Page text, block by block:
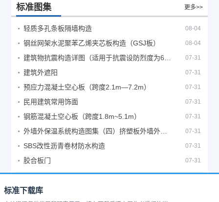
标准图集 更多>>
轻质多孔条板隔墙构造 08-04
钢丝网架水泥聚苯乙烯夹芯板构造（GSJ板） 08-04
07-31
建筑外遮阳 07-31
预应力混凝土空心板（跨度2.1m—7.2m） 07-31
民用建筑常用饰面 07-31
钢筋混凝土空心板（跨度1.8m~5.1m） 07-31
07-31
SBS改性沥青卷材防水构造 07-31
胶合板门 07-31
标准下载库